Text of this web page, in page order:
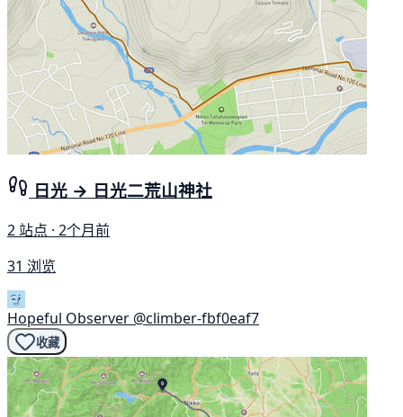
日光 → 日光二荒山神社
2 站点 · 2个月前
31 浏览
Hopeful Observer @climber-fbf0eaf7
收藏